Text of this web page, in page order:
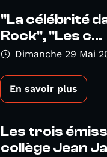
"La célébrité
Rock", "Les c...
Dimanche 29 Mai
En savoir plus
Les trois
collège Jean